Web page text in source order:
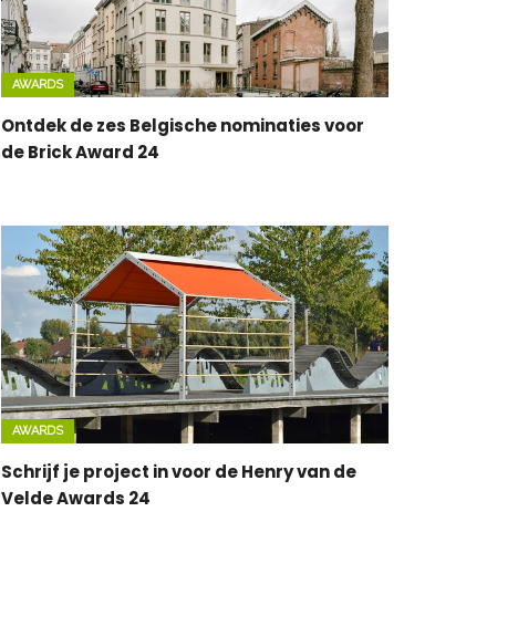
AWARDS
Ontdek de zes Belgische nominaties voor
de Brick Award 24
AWARDS
Schrijf je project in voor de Henry van de
Velde Awards 24